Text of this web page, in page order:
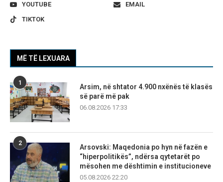
YOUTUBE
EMAIL
TIKTOK
MË TË LEXUARA
1
Arsim, në shtator 4.900 nxënës të klasës
së parë më pak
06.08.2026 17:33
2
Arsovski: Maqedonia po hyn në fazën e
“hiperpolitikës”, ndërsa qytetarët po
mësohen me dështimin e institucioneve
05.08.2026 22:20